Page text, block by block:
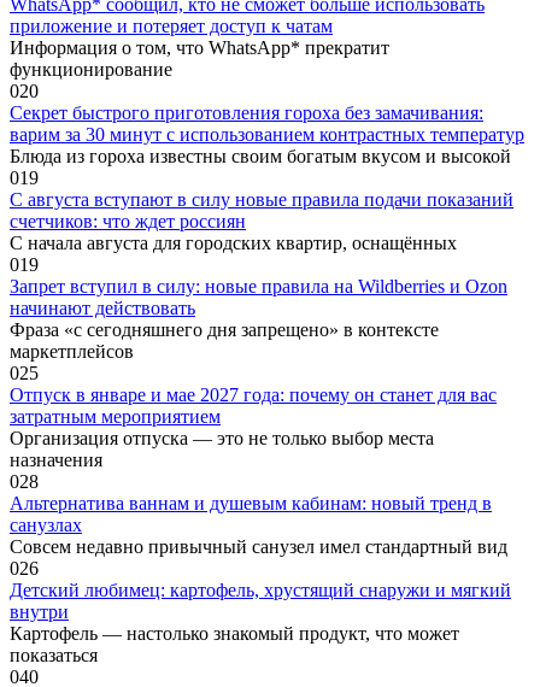
приложение и потеряет доступ к чатам
Информация о том, что WhatsApp* прекратит
функционирование
020
Секрет быстрого приготовления гороха без замачивания:
варим за 30 минут с использованием контрастных температур
Блюда из гороха известны своим богатым вкусом и высокой
019
С августа вступают в силу новые правила подачи показаний
счетчиков: что ждет россиян
С начала августа для городских квартир, оснащённых
019
Запрет вступил в силу: новые правила на Wildberries и Ozon
начинают действовать
Фраза «с сегодняшнего дня запрещено» в контексте
маркетплейсов
025
Отпуск в январе и мае 2027 года: почему он станет для вас
затратным мероприятием
Организация отпуска — это не только выбор места
назначения
028
Альтернатива ваннам и душевым кабинам: новый тренд в
санузлах
Совсем недавно привычный санузел имел стандартный вид
026
Детский любимец: картофель, хрустящий снаружи и мягкий
внутри
Картофель — настолько знакомый продукт, что может
показаться
040